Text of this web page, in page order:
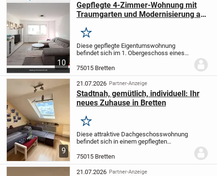
10
Gepflegte 4-Zimmer-Wohnung mit
Traumgarten und Modernisierung aus
Merken
Diese gepflegte Eigentumswohnung
befindet sich im 1. Obergeschoss eines
Mehrfamilienhauses in attraktiver
Wohnlage von Bretten. Mit einer
großzügigen Wohnfläche von ca. 120 m²...
75015 Bretten
9
21.07.2026 Partner-Anzeige
Stadtnah, gemütlich, individuell: Ihr
neues Zuhause in Bretten
Merken
Diese attraktive Dachgeschosswohnung
befindet sich in einem gepflegten
Bretten. Die durchdachte Raumaufteilung
und das gemütliche Wohnambiente
machen die...
75015 Bretten
21.07.2026 Partner-Anzeige